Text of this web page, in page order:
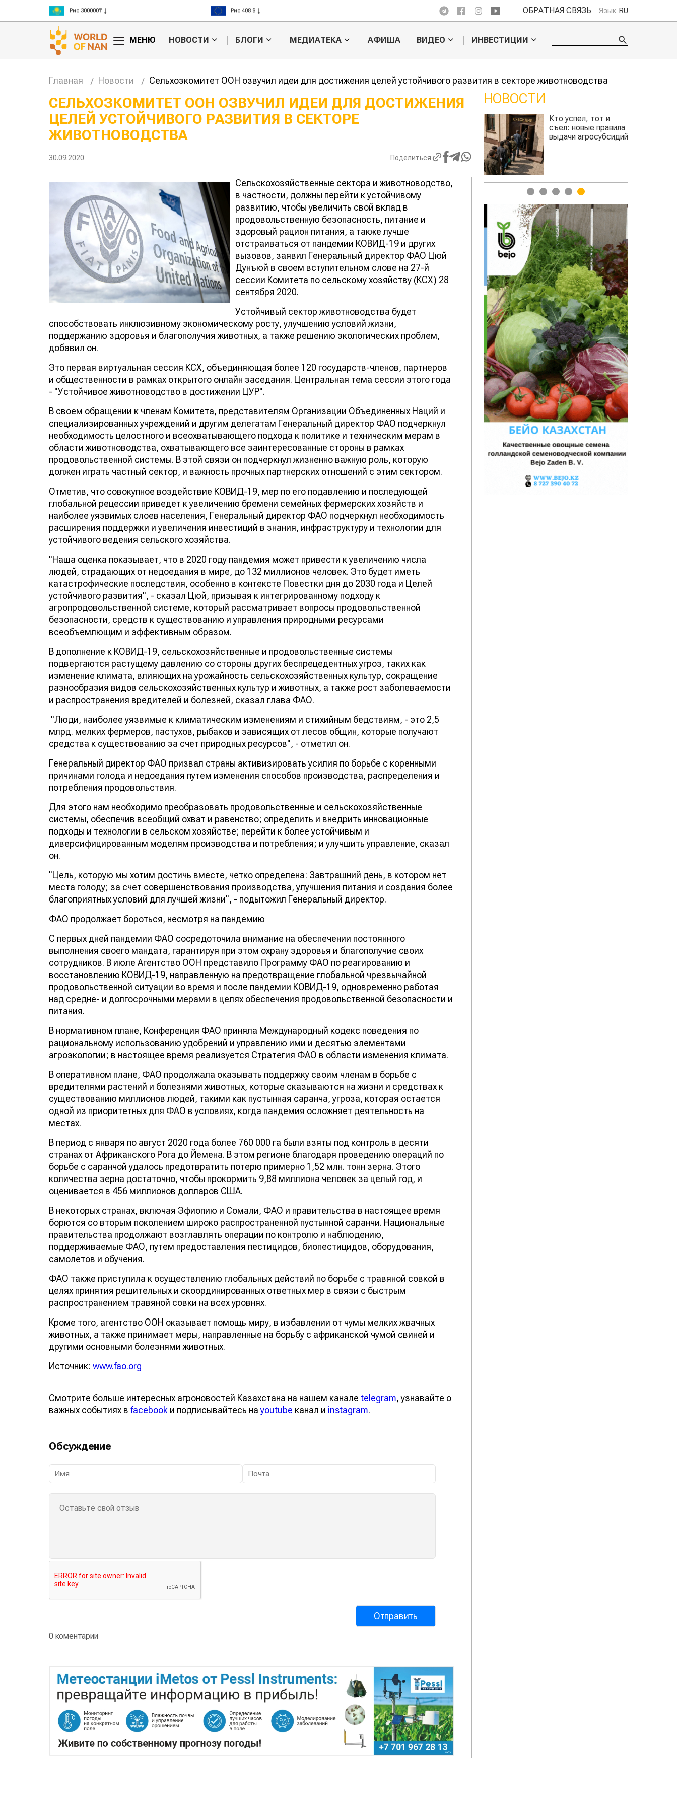
Рис 300000₸
Пшеница 3 класс 125000₸
Рис 408 $
Пшеница 423 $
ОБРАТНАЯ СВЯЗЬ Язык RU
МЕНЮ НОВОСТИ БЛОГИ МЕДИАТЕКА АФИША ВИДЕО ИНВЕСТИЦИИ
Главная Новости Сельхозкомитет ООН озвучил идеи для достижения целей устойчивого развития в секторе животноводства
СЕЛЬХОЗКОМИТЕТ ООН ОЗВУЧИЛ ИДЕИ ДЛЯ ДОСТИЖЕНИЯ
ЦЕЛЕЙ УСТОЙЧИВОГО РАЗВИТИЯ В СЕКТОРЕ
ЖИВОТНОВОДСТВА
30.09.2020 Поделиться
Сельскохозяйственные сектора и животноводство,
в частности, должны перейти к устойчивому
развитию, чтобы увеличить свой вклад в
продовольственную безопасность, питание и
здоровый рацион питания, а также лучше
отстраиваться от пандемии КОВИД-19 и других
вызовов, заявил Генеральный директор ФАО Цюй
Дунъюй в своем вступительном слове на 27-й
сессии Комитета по сельскому хозяйству (КСХ) 28
сентября 2020.
Устойчивый сектор животноводства будет
способствовать инклюзивному экономическому росту, улучшению условий жизни,
поддержанию здоровья и благополучия животных, а также решению экологических проблем,
добавил он.
Это первая виртуальная сессия КСХ, объединяющая более 120 государств-членов, партнеров
и общественности в рамках открытого онлайн заседания. Центральная тема сессии этого года
- "Устойчивое животноводство в достижении ЦУР".
В своем обращении к членам Комитета, представителям Организации Объединенных Наций и
специализированных учреждений и другим делегатам Генеральный директор ФАО подчеркнул
необходимость целостного и всеохватывающего подхода к политике и техническим мерам в
области животноводства, охватывающего все заинтересованные стороны в рамках
продовольственной системы. В этой связи он подчеркнул жизненно важную роль, которую
должен играть частный сектор, и важность прочных партнерских отношений с этим сектором.
Отметив, что совокупное воздействие КОВИД-19, мер по его подавлению и последующей
глобальной рецессии приведет к увеличению бремени семейных фермерских хозяйств и
наиболее уязвимых слоев населения, Генеральный директор ФАО подчеркнул необходимость
расширения поддержки и увеличения инвестиций в знания, инфраструктуру и технологии для
устойчивого ведения сельского хозяйства.
"Наша оценка показывает, что в 2020 году пандемия может привести к увеличению числа
людей, страдающих от недоедания в мире, до 132 миллионов человек. Это будет иметь
катастрофические последствия, особенно в контексте Повестки дня до 2030 года и Целей
устойчивого развития", - сказал Цюй, призывая к интегрированному подходу к
агропродовольственной системе, который рассматривает вопросы продовольственной
безопасности, средств к существованию и управления природными ресурсами
всеобъемлющим и эффективным образом.
В дополнение к КОВИД-19, сельскохозяйственные и продовольственные системы
подвергаются растущему давлению со стороны других беспрецедентных угроз, таких как
изменение климата, влияющих на урожайность сельскохозяйственных культур, сокращение
разнообразия видов сельскохозяйственных культур и животных, а также рост заболеваемости
и распространения вредителей и болезней, сказал глава ФАО.
"Люди, наиболее уязвимые к климатическим изменениям и стихийным бедствиям, - это 2,5
млрд. мелких фермеров, пастухов, рыбаков и зависящих от лесов общин, которые получают
средства к существованию за счет природных ресурсов", - отметил он.
Генеральный директор ФАО призвал страны активизировать усилия по борьбе с коренными
причинами голода и недоедания путем изменения способов производства, распределения и
потребления продовольствия.
Для этого нам необходимо преобразовать продовольственные и сельскохозяйственные
системы, обеспечив всеобщий охват и равенство; определить и внедрить инновационные
подходы и технологии в сельском хозяйстве; перейти к более устойчивым и
диверсифицированным моделям производства и потребления; и улучшить управление, сказал
он.
"Цель, которую мы хотим достичь вместе, четко определена: Завтрашний день, в котором нет
места голоду; за счет совершенствования производства, улучшения питания и создания более
благоприятных условий для лучшей жизни", - подытожил Генеральный директор.
ФАО продолжает бороться, несмотря на пандемию
С первых дней пандемии ФАО сосредоточила внимание на обеспечении постоянного
выполнения своего мандата, гарантируя при этом охрану здоровья и благополучие своих
сотрудников. В июле Агентство ООН представило Программу ФАО по реагированию и
восстановлению КОВИД-19, направленную на предотвращение глобальной чрезвычайной
продовольственной ситуации во время и после пандемии КОВИД-19, одновременно работая
над средне- и долгосрочными мерами в целях обеспечения продовольственной безопасности и
питания.
В нормативном плане, Конференция ФАО приняла Международный кодекс поведения по
рациональному использованию удобрений и управлению ими и десятью элементами
агроэкологии; в настоящее время реализуется Стратегия ФАО в области изменения климата.
В оперативном плане, ФАО продолжала оказывать поддержку своим членам в борьбе с
вредителями растений и болезнями животных, которые сказываются на жизни и средствах к
существованию миллионов людей, такими как пустынная саранча, угроза, которая остается
одной из приоритетных для ФАО в условиях, когда пандемия осложняет деятельность на
местах.
В период с января по август 2020 года более 760 000 га были взяты под контроль в десяти
странах от Африканского Рога до Йемена. В этом регионе благодаря проведению операций по
борьбе с саранчой удалось предотвратить потерю примерно 1,52 млн. тонн зерна. Этого
количества зерна достаточно, чтобы прокормить 9,88 миллиона человек за целый год, и
оценивается в 456 миллионов долларов США.
В некоторых странах, включая Эфиопию и Сомали, ФАО и правительства в настоящее время
борются со вторым поколением широко распространенной пустынной саранчи. Национальные
правительства продолжают возглавлять операции по контролю и наблюдению,
поддерживаемые ФАО, путем предоставления пестицидов, биопестицидов, оборудования,
самолетов и обучения.
ФАО также приступила к осуществлению глобальных действий по борьбе с травяной совкой в
целях принятия решительных и скоординированных ответных мер в связи с быстрым
распространением травяной совки на всех уровнях.
Кроме того, агентство ООН оказывает помощь миру, в избавлении от чумы мелких жвачных
животных, а также принимает меры, направленные на борьбу с африканской чумой свиней и
другими основными болезнями животных.
Источник: www.fao.org
Смотрите больше интересных агроновостей Казахстана на нашем канале telegram, узнавайте о
важных событиях в facebook и подписывайтесь наyoutube канал и instagram.
Обсуждение
0 коментарии
НОВОСТИ
Казахстанское
сельхозсырье
используют для
авиатоплива
1 2 3 4 5